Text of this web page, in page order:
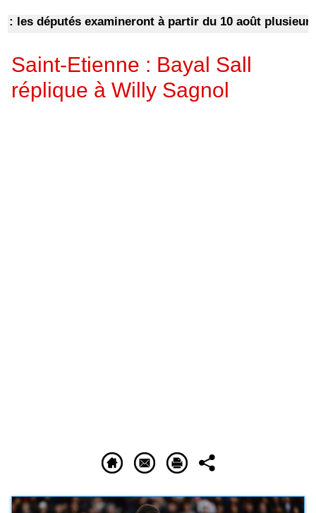
députés examineront à partir du 10 août plusieurs
Saint-Etienne : Bayal Sall
réplique à Willy Sagnol